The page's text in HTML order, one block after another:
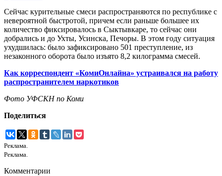
Сейчас курительные смеси распространяются по республике с
невероятной быстротой, причем если раньше большее их
количество фиксировалось в Сыктывкаре, то сейчас они
добрались и до Ухты, Усинска, Печоры. В этом году ситуация
ухудшилась: было зафиксировано 501 преступление, из
незаконного оборота было изъято 8,2 килограмма смесей.
Как корреспондент «КомиОнлайна» устраивался на работу
распространителем наркотиков
Фото УФСКН по Коми
Поделиться
Реклама.
Реклама.
Комментарии